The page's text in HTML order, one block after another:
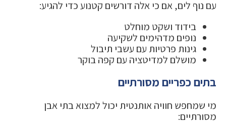
עם נוף לים, אם כי אלה דורשים קטנוע כדי להגיע:
בידוד ושקט מוחלט
נופים מדהימים לשקיעה
גינות פרטיות עם עשבי תיבול
מושלם למדיטציה עם קפה בוקר
בתים כפריים מסורתיים
מי שמחפש חוויה אותנטית יכול למצוא בתי אבן
מסורתיים: